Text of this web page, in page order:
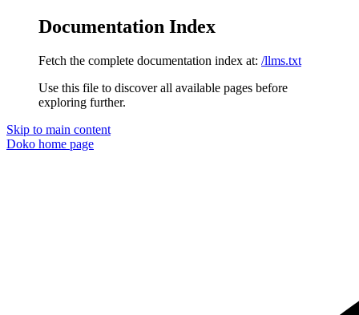
Documentation Index
Fetch the complete documentation index at: /llms.txt
Use this file to discover all available pages before
exploring further.
Skip to main content
Doko home page